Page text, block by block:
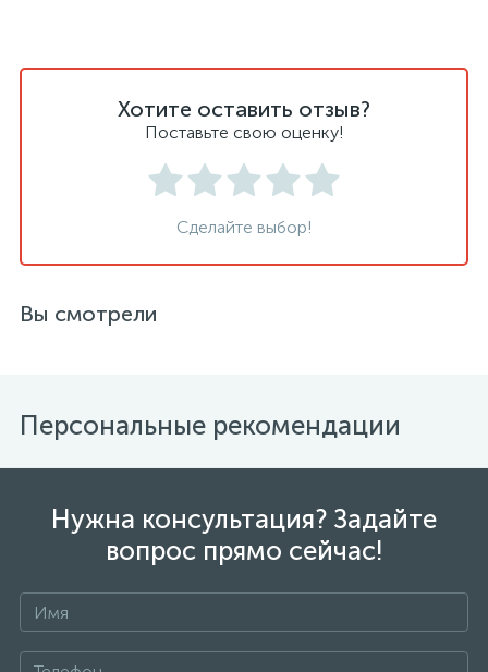
Хотите оставить отзыв?
Поставьте свою оценку!
Сделайте выбор!
Вы смотрели
Персональные рекомендации
Нужна консультация? Задайте
вопрос прямо сейчас!